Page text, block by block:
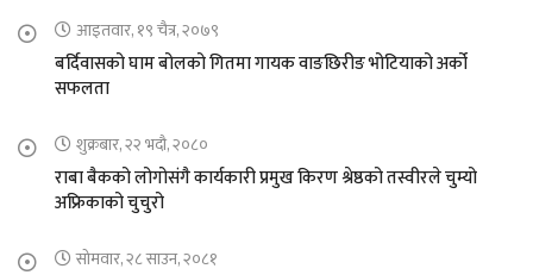
आइतवार, १९ चैत्र, २०७९
बर्दिवासको घाम बोलको गितमा गायक वाङछिरीङ भोटियाको अर्को
सफलता
शुक्रबार, २२ भदौ, २०८०
राबा बैकको लोगोसंगै कार्यकारी प्रमुख किरण श्रेष्ठको तस्वीरले चुम्यो
अफ्रिकाको चुचुरो
सोमवार, २८ साउन, २०८१